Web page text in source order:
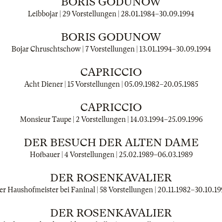
Leibbojar | 29 Vorstellungen | 28.01.1984–30.09.1994
BORIS GODUNOW
Bojar Chruschtschow | 7 Vorstellungen | 13.01.1994–30.09.1994
CAPRICCIO
Acht Diener | 15 Vorstellungen | 05.09.1982–20.05.1985
CAPRICCIO
Monsieur Taupe | 2 Vorstellungen | 14.03.1994–25.09.1996
DER BESUCH DER ALTEN DAME
Hofbauer | 4 Vorstellungen | 25.02.1989–06.03.1989
DER ROSENKAVALIER
Haushofmeister bei Faninal | 58 Vorstellungen | 20.11.1982–
DER ROSENKAVALIER